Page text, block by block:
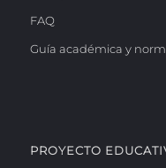
FAQ
Guía académica y
PROYECTO